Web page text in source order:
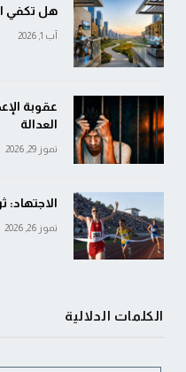
هل تكفي
آب 1, 2026
عقوبة
العدالة
تموز 29, 2026
الاجتهاد:
تموز 26, 2026
الكلمات الدلالية